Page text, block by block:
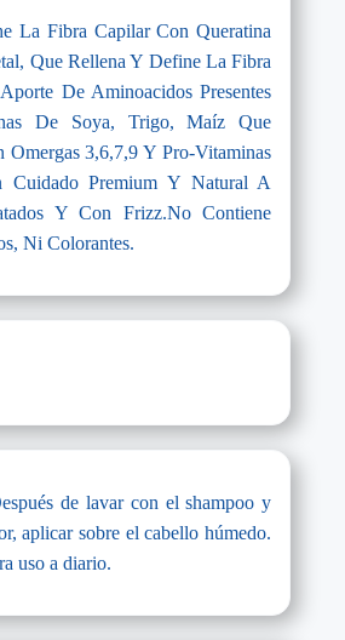
La Fibra Capilar Con Queratina
Que Rellena Y Define La Fibra
De Aminoacidos Presentes
De Soya, Trigo, Maíz Que
Omergas 3,6,7,9 Y Pro-Vitaminas
Cuidado Premium Y Natural A
Y Con Frizz.No Contiene
Ni Colorantes.
de lavar con el shampoo y
aplicar sobre el cabello húmedo.
uso a diario.